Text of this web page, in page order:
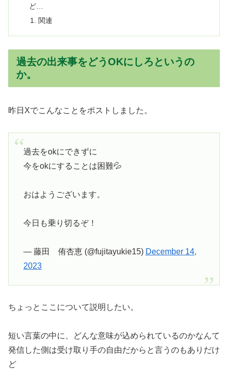
ど…
関連
過去の出来事をどうOKにしろというの
か。
昨日Xでこんなことをポストしました。
過去をokにできずに
今をokにすることは困難💦
おはようございます。
今日も乗り切るぞ！
— 藤田 侑杏恵 (@fujitayukie15) December 14,
2023
ちょっとここについて説明したい。
短い言葉の中に、どんな意味が込められているのかなんて
発信した側は受け取り手の自由だからと言うのもありだけ
ど